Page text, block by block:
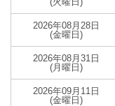
2026年08月28日
(金曜日)
2026年08月31日
(月曜日)
2026年09月11日
(金曜日)